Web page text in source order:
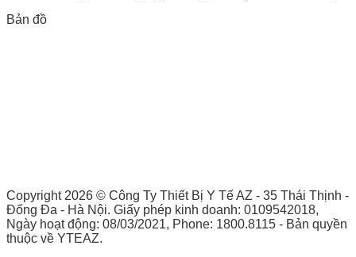
Bản đồ
Copyright 2026 © Công Ty Thiết Bị Y Tế AZ - 35 Thái Thịnh -
Đống Đa - Hà Nội. Giấy phép kinh doanh: 0109542018,
Ngày hoạt động: 08/03/2021, Phone: 1800.8115 - Bản quyền
thuộc về YTEAZ.